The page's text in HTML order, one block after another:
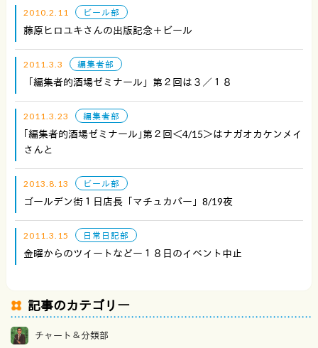
2010.2.11 ビール部
藤原ヒロユキさんの出版記念＋ビール
2011.3.3 編集者部
「編集者的酒場ゼミナール」第２回は３／１８
2011.3.23 編集者部
｢編集者的酒場ゼミナール｣第２回＜4/15＞はナガオカケンメイ
さんと
2013.8.13 ビール部
ゴールデン街１日店長「マチュカバー」8/19夜
2011.3.15 日常日記部
金曜からのツイートなどー１８日のイベント中止
記事のカテゴリー
チャート＆分類部